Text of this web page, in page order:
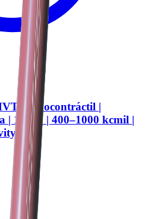
termocontráctil |
| 15 kV | 400–1000 kcmil |